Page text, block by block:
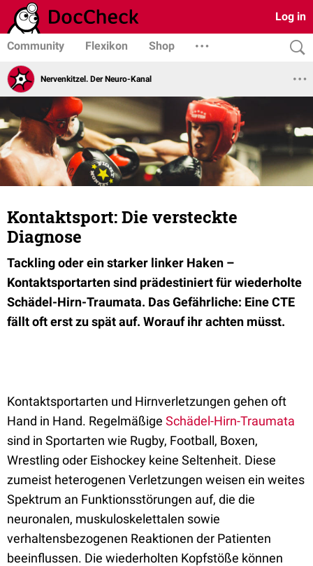
Log in
Community Flexikon Shop
Nervenkitzel. Der Neuro-Kanal
Kontaktsport: Die versteckte
Diagnose
Tackling oder ein starker linker Haken –
Kontaktsportarten sind prädestiniert für wiederholte
Schädel-Hirn-Traumata. Das Gefährliche: Eine CTE
fällt oft erst zu spät auf. Worauf ihr achten müsst.
Kontaktsportarten und Hirnverletzungen gehen oft
Hand in Hand. Regelmäßige Schädel-Hirn-Traumata
sind in Sportarten wie Rugby, Football, Boxen,
Wrestling oder Eishockey keine Seltenheit. Diese
zumeist heterogenen Verletzungen weisen ein weites
Spektrum an Funktionsstörungen auf, die die
neuronalen, muskuloskelettalen sowie
verhaltensbezogenen Reaktionen der Patienten
beeinflussen. Die wiederholten Kopfstöße können